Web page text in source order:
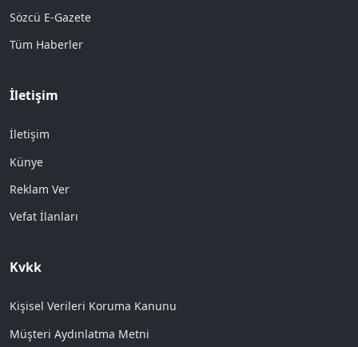
Sözcü E-Gazete
Tüm Haberler
İletişim
İletişim
Künye
Reklam Ver
Vefat İlanları
Kvkk
Kişisel Verileri Koruma Kanunu
Müşteri Aydınlatma Metni